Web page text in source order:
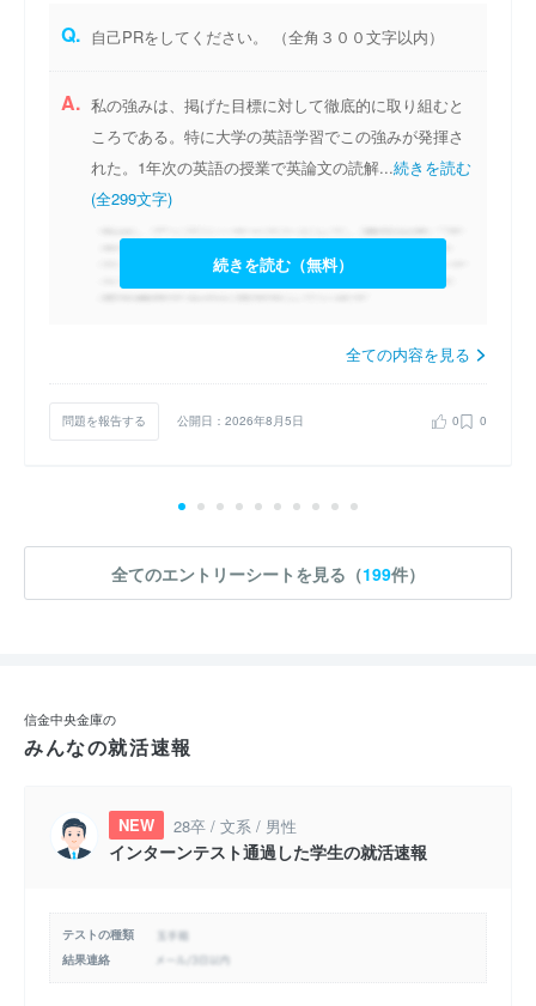
Q. 自己PRをしてください。 （全角３００文字以内）
A. 私の強みは、掲げた目標に対して徹底的に取り組むと
ころである。特に大学の英語学習でこの強みが発揮さ
れた。1年次の英語の授業で英論文の読解...続きを読む
(全299文字)
続きを読む（無料）
全ての内容を見る
問題を報告する 公開日：2026年8月5日 0 0
全てのエントリーシートを見る（199件）
信金中央金庫の
みんなの就活速報
NEW 28卒 / 文系 / 男性
インターンテスト通過した学生の就活速報
テストの種類
結果連絡